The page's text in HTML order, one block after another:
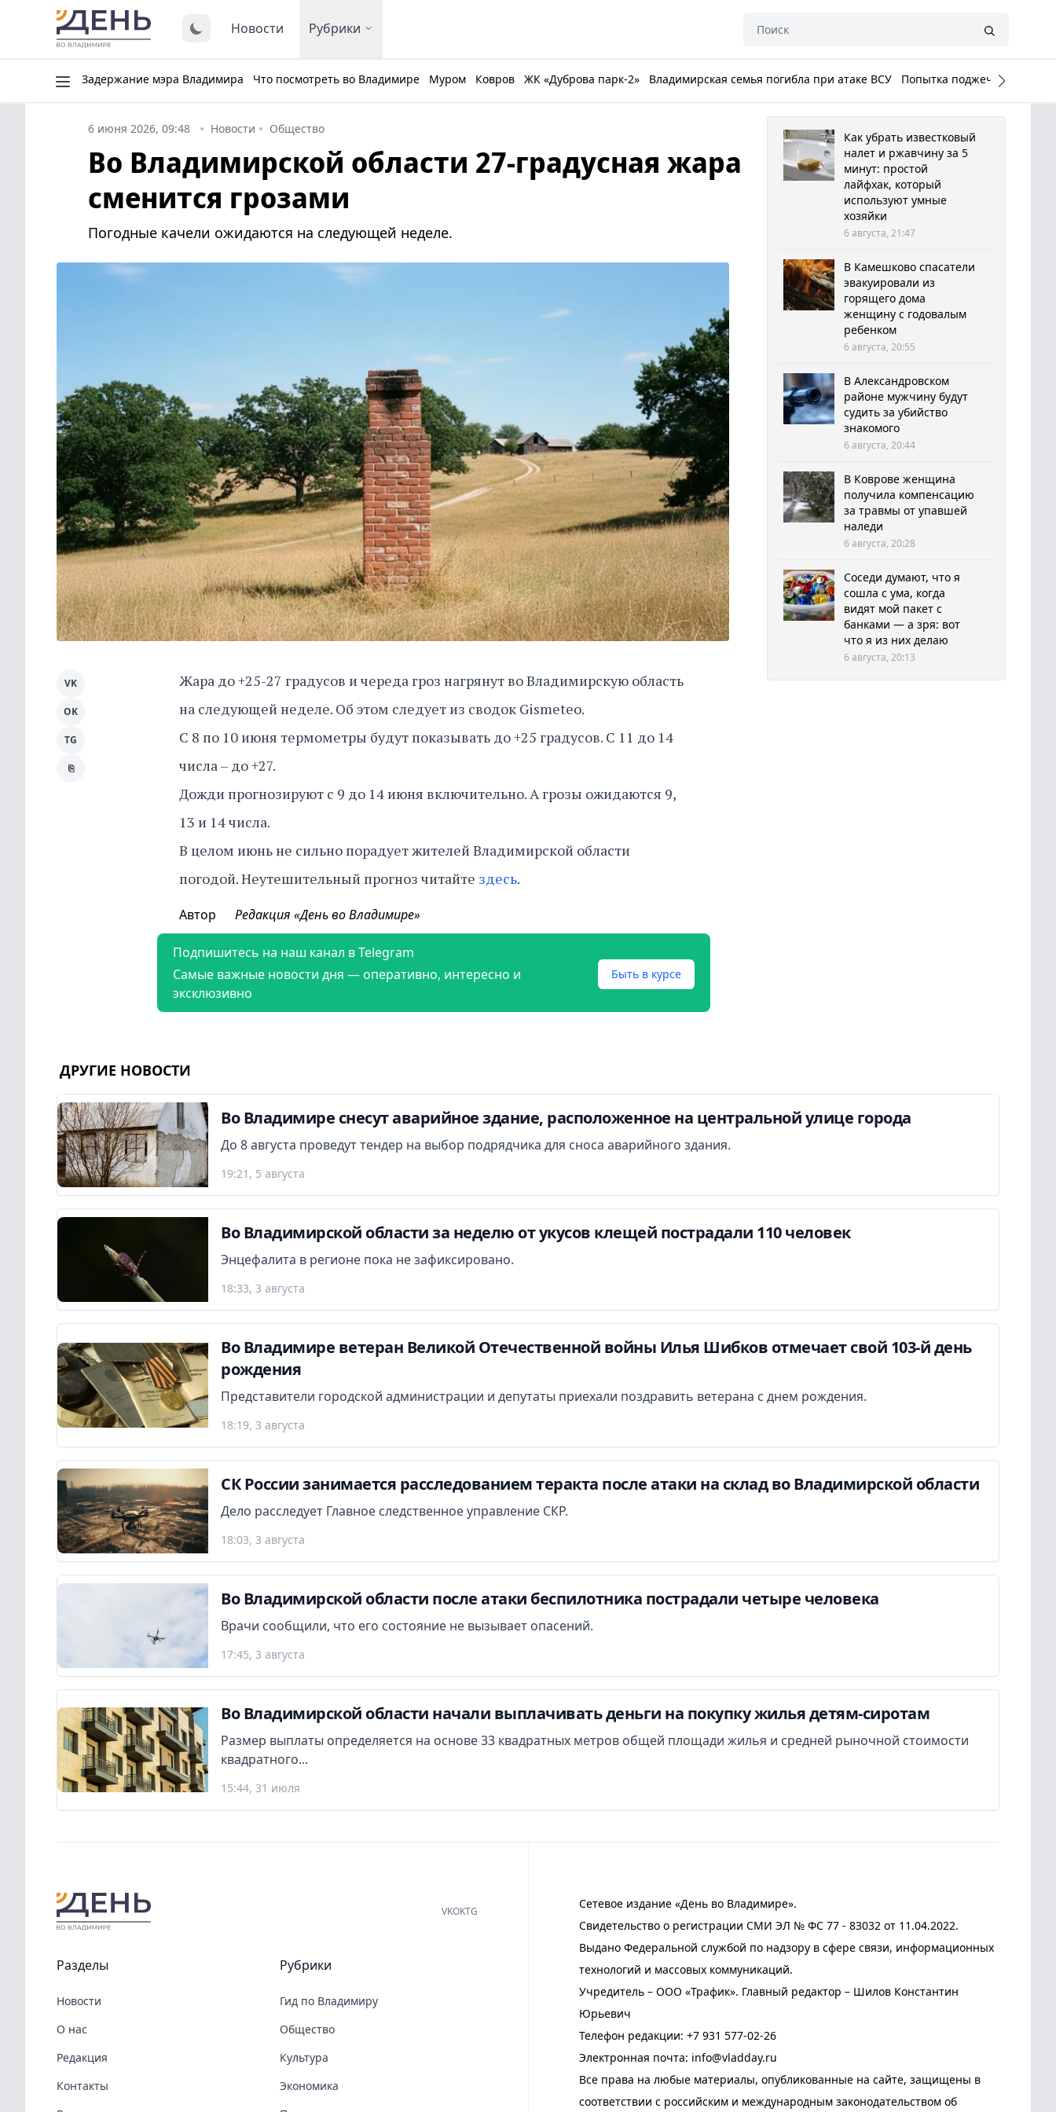
Новости Рубрики
Задержание мэра Владимира Что посмотреть во Владимире Муром Ковров ЖК «Дуброва парк-2» Владимирская семья погибла при атаке ВСУ Попытка поджечь Белый
6 июня 2026, 09:48 Новости Общество
Во Владимирской области 27-градусная жара
сменится грозами
Погодные качели ожидаются на следующей неделе.
Жара до +25-27 градусов и череда гроз нагрянут во Владимирскую область
на следующей неделе. Об этом следует из сводок Gismeteo.
С 8 по 10 июня термометры будут показывать до +25 градусов. С 11 до 14
числа – до +27.
Дожди прогнозируют с 9 до 14 июня включительно. А грозы ожидаются 9,
13 и 14 числа.
В целом июнь не сильно порадует жителей Владимирской области
погодой. Неутешительный прогноз читайте здесь.
VK
OK
TG
⎘
Автор Редакция «День во Владимире»
Подпишитесь на наш канал в Telegram
Самые важные новости дня — оперативно, интересно и
эксклюзивно
Быть в курсе
Как убрать известковый
налет и ржавчину за 5
минут: простой
лайфхак, который
используют умные
хозяйки
6 августа, 21:47
В Камешково спасатели
эвакуировали из
горящего дома
женщину с годовалым
ребенком
6 августа, 20:55
В Александровском
районе мужчину будут
судить за убийство
знакомого
6 августа, 20:44
В Коврове женщина
получила компенсацию
за травмы от упавшей
наледи
6 августа, 20:28
Соседи думают, что я
сошла с ума, когда
видят мой пакет с
банками — а зря: вот
что я из них делаю
6 августа, 20:13
ДРУГИЕ НОВОСТИ
Во Владимире снесут аварийное здание, расположенное на центральной улице города
До 8 августа проведут тендер на выбор подрядчика для сноса аварийного здания.
19:21, 5 августа
Во Владимирской области за неделю от укусов клещей пострадали 110 человек
Энцефалита в регионе пока не зафиксировано.
18:33, 3 августа
Во Владимире ветеран Великой Отечественной войны Илья Шибков отмечает свой 103-й день
рождения
Представители городской администрации и депутаты приехали поздравить ветерана с днем рождения.
18:19, 3 августа
СК России занимается расследованием теракта после атаки на склад во Владимирской области
Дело расследует Главное следственное управление СКР.
18:03, 3 августа
Во Владимирской области после атаки беспилотника пострадали четыре человека
Врачи сообщили, что его состояние не вызывает опасений.
17:45, 3 августа
Во Владимирской области начали выплачивать деньги на покупку жилья детям-сиротам
Размер выплаты определяется на основе 33 квадратных метров общей площади жилья и средней рыночной стоимости
квадратного...
15:44, 31 июля
Сетевое издание «День во Владимире».
Свидетельство о регистрации СМИ ЭЛ № ФС 77 - 83032 от 11.04.2022.
Выдано Федеральной службой по надзору в сфере связи, информационных
технологий и массовых коммуникаций.
Учредитель – ООО «Трафик». Главный редактор – Шилов Константин
Юрьевич
Телефон редакции: +7 931 577-02-26
Электронная почта: info@vladday.ru
Все права на любые материалы, опубликованные на сайте, защищены в
соответствии с российским и международным законодательством об
VKOKTG
Разделы
Новости
О нас
Редакция
Контакты
Рубрики
Гид по Владимиру
Общество
Культура
Экономика